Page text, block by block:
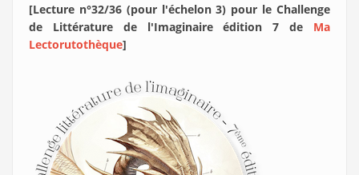
[Lecture n°32/36 (pour l'échelon 3) pour le Challenge
de Littérature de l'Imaginaire édition 7 de Ma
Lectorutothèque]